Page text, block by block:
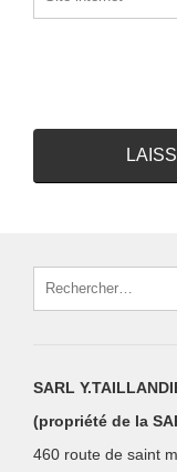
SARL
(propriété de la
460 route de saint